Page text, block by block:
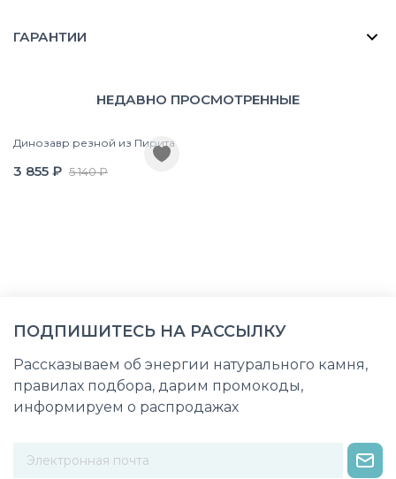
ГАРАНТИИ
НЕДАВНО ПРОСМОТРЕННЫЕ
Динозавр резной из Пирита
3 855 ₽ 5 140 ₽
ПОДПИШИТЕСЬ НА РАССЫЛКУ
Рассказываем об энергии натурального камня,
правилах подбора, дарим промокоды,
информируем о распродажах